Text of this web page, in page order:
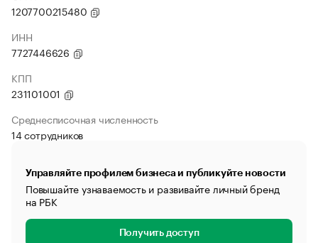
1207700215480
ИНН
7727446626
КПП
231101001
Среднесписочная численность
14 сотрудников
Управляйте профилем бизнеса и публикуйте новости
Повышайте узнаваемость и развивайте личный бренд
на РБК
Получить доступ